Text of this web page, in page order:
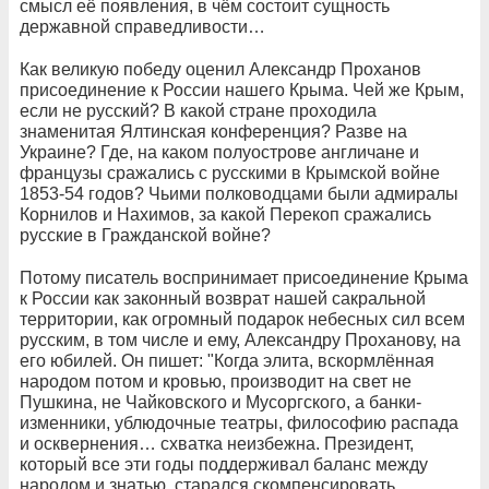
смысл её появления, в чём состоит сущность
державной справедливости…
Как великую победу оценил Александр Проханов
присоединение к России нашего Крыма. Чей же Крым,
если не русский? В какой стране проходила
знаменитая Ялтинская конференция? Разве на
Украине? Где, на каком полуострове англичане и
французы сражались с русскими в Крымской войне
1853-54 годов? Чьими полководцами были адмиралы
Корнилов и Нахимов, за какой Перекоп сражались
русские в Гражданской войне?
Потому писатель воспринимает присоединение Крыма
к России как законный возврат нашей сакральной
территории, как огромный подарок небесных сил всем
русским, в том числе и ему, Александру Проханову, на
его юбилей. Он пишет: "Когда элита, вскормлённая
народом потом и кровью, производит на свет не
Пушкина, не Чайковского и Мусоргского, а банки-
изменники, ублюдочные театры, философию распада
и осквернения… схватка неизбежна. Президент,
который все эти годы поддерживал баланс между
народом и знатью, старался скомпенсировать